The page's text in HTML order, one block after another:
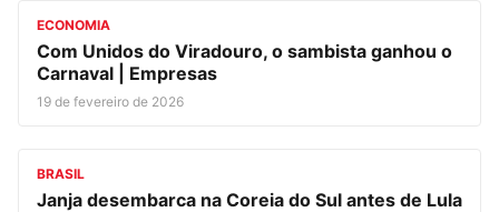
ECONOMIA
Com Unidos do Viradouro, o sambista ganhou o
Carnaval | Empresas
19 de fevereiro de 2026
BRASIL
Janja desembarca na Coreia do Sul antes de Lula